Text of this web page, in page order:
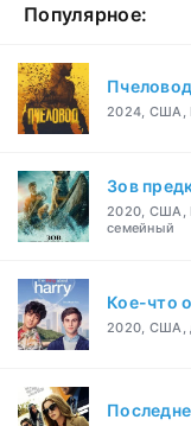
Популярное:
Пчеловод
2024, США,
Зов
2020, США,
семейный
Кое-что
2020, США,